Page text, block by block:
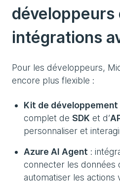
développeurs
intégrations
Pour les développeurs,
encore plus flexible :
Kit de développement
complet de SDK et d’
personnaliser et
Azure AI Agent :
connecter les données
automatiser les actions